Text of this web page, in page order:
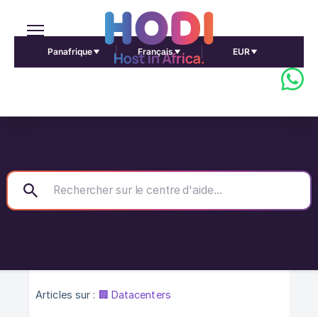
Panafrique Français EUR
Articles sur : 🏢 Datacenters